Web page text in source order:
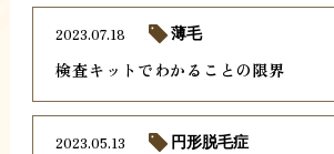
検査キットでわかることの限界
2023.07.18 薄毛
2023.05.13 円形脱毛症